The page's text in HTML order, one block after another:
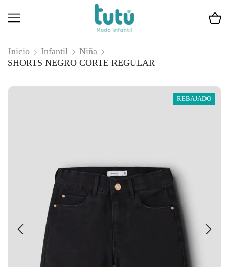
Inicio Infantil
Niña
SHORTS NEGRO CORTE REGULAR
REBAJADO